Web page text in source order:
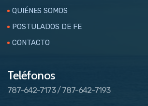
QUIÉNES SOMOS
POSTULADOS DE FE
CONTACTO
Teléfonos
787-642-7173 / 787-642-7193